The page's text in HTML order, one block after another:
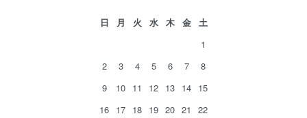
日 月 火 水 木 金
土
1
2
3 4 5 6 7
8
9
10 11 12 13 14 15
16 17 18 19 20 21
22